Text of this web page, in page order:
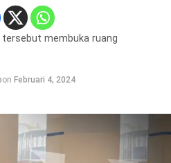
tersebut membuka ruang
on Februari 4, 2024